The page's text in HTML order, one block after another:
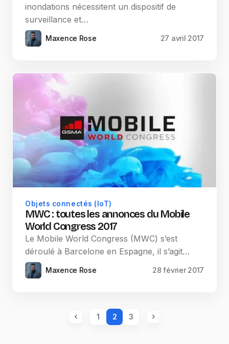
inondations nécessitent un dispositif de
surveillance et…
Maxence Rose 27 avril 2017
Objets connectés (IoT)
MWC : toutes les annonces du Mobile
World Congress 2017
Le Mobile World Congress (MWC) s’est
déroulé à Barcelone en Espagne, il s’agit…
Maxence Rose 28 février 2017
1 2 3